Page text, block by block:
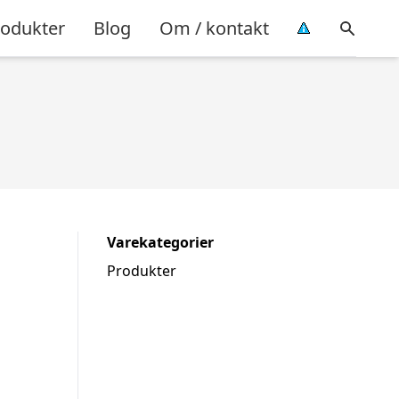
Blog Om / kontakt
Varekategorier
Produkter